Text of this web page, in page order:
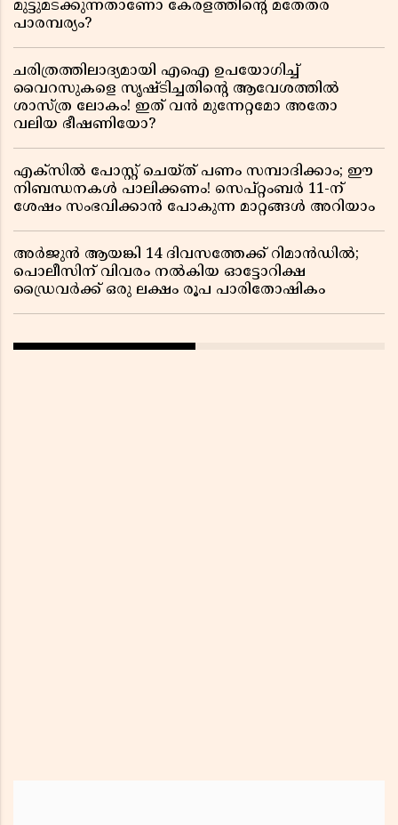
മുട്ടുമടക്കുന്നതാണോ കേരളത്തിന്റെ മതേതര
പാരമ്പര്യം?
ചരിത്രത്തിലാദ്യമായി എഐ ഉപയോഗിച്ച്
വൈറസുകളെ സൃഷ്ടിച്ചതിന്റെ ആവേശത്തിൽ
ശാസ്ത്ര ലോകം! ഇത് വൻ മുന്നേറ്റമോ അതോ
വലിയ ഭീഷണിയോ?
എക്സിൽ പോസ്റ്റ് ചെയ്ത് പണം സമ്പാദിക്കാം; ഈ
നിബന്ധനകൾ പാലിക്കണം! സെപ്റ്റംബർ 11-ന്
ശേഷം സംഭവിക്കാൻ പോകുന്ന മാറ്റങ്ങൾ അറിയാം
അർജുൻ ആയങ്കി 14 ദിവസത്തേക്ക് റിമാൻഡിൽ;
പൊലീസിന് വിവരം നൽകിയ ഓട്ടോറിക്ഷ
ഡ്രൈവർക്ക് ഒരു ലക്ഷം രൂപ പാരിതോഷികം